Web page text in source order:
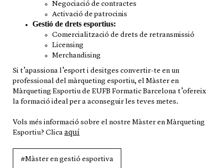
Negociació de contractes
Activació de patrocinis
Gestió de drets esportius:
Comercialització de drets de retransmissió
Licensing
Merchandising
Si t’apassiona l’esport i desitges convertir-te en un
professional del màrqueting esportiu, el Màster en
Màrqueting Esportiu de EUFB Formatic Barcelona t’ofereix
la formació ideal per a aconseguir les teves metes.
Vols més informació sobre el nostre Màster en Màrqueting
Esportiu? Clica aquí
#Màster en gestió esportiva